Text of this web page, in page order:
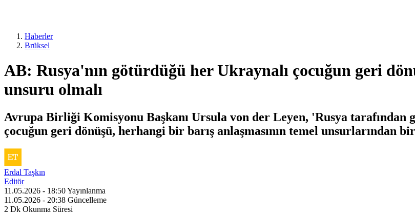
Haberler
Brüksel
AB: Rusya'nın götürdüğü her Ukraynalı çocuğun geri
unsuru olmalı
Avrupa Birliği Komisyonu Başkanı Ursula von der Leyen, 'Rusya tarafından
çocuğun geri dönüşü, herhangi bir barış anlaşmasının temel unsurlarından
Erdal Taşkın
Editör
11.05.2026 - 18:50Yayınlanma
11.05.2026 - 20:38 Güncelleme
2 Dk Okunma Süresi